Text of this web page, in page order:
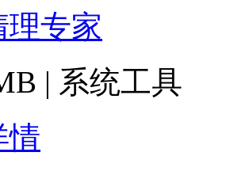
理专家
| 系统工具
情